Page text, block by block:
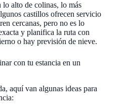
lo alto de colinas, lo más
castillos ofrecen servicio
cercanas, pero no es lo
y planifica la ruta con
o hay previsión de nieve.
con tu estancia en un
aquí van algunas ideas para